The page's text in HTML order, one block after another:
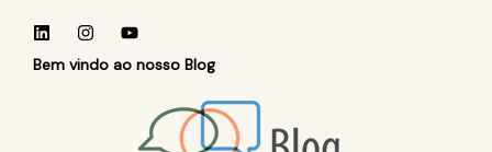
Bem vindo ao nosso Blog